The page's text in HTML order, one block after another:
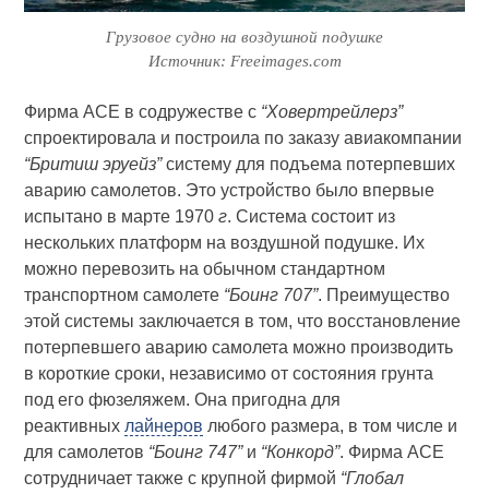
Грузовое судно на воздушной подушке
Источник: Freeimages.com
Фирма АСЕ в содружестве с “Ховертрейлерз”
спроектировала и построила по заказу авиакомпании
“Бритиш эруейз”систему для подъема потерпевших
аварию самолетов. Это устройство было впервые
испытано в марте 1970г. Система состоит из
нескольких платформ на воздушной подушке. Их
можно перевозить на обычном стандартном
транспортном самолете “Боинг 707”. Преимущество
этой системы заключается в том, что восстановление
потерпевшего аварию самолета можно производить
в короткие сроки, независимо от состояния грунта
под его фюзеляжем. Она пригодна для
реактивных лайнеров любого размера, в том числе и
для самолетов “Боинг 747”и “Конкорд”. Фирма АСЕ
сотрудничает также с крупной фирмой “Глобал